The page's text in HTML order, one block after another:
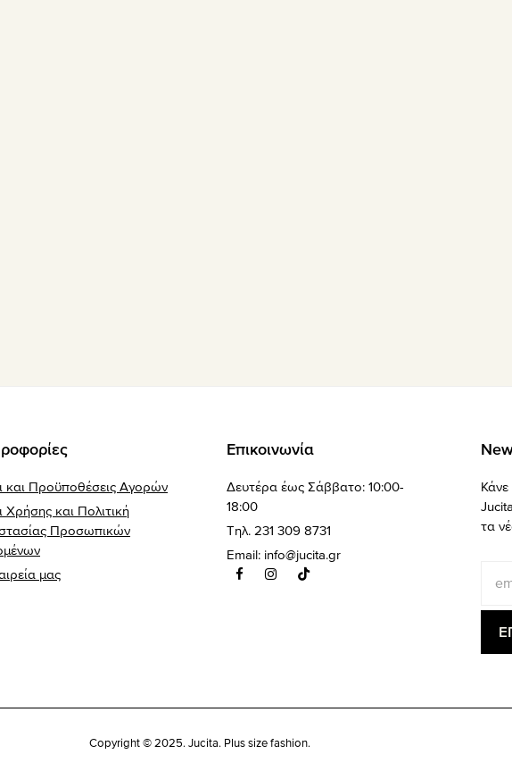
και Προϋποθέσεις Αγορών
Χρήσης και Πολιτική
Προσωπικών
μας
Επικοινωνία
Δευτέρα έως Σάββατο: 10:00-
18:00
Τηλ. 231 309 8731
Email: info@jucita.gr
τα
Copyright © 2025. Jucita. Plus size fashion.